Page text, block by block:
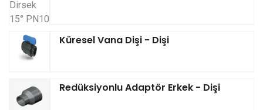
Küresel Vana Dişi - Dişi
Redüksiyonlu Adaptör Erkek - Dişi